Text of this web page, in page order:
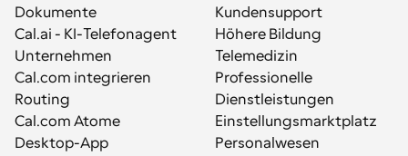
Dokumente
Cal.ai - KI-Telefonagent
Unternehmen
Cal.com integrieren
Routing
Cal.com Atome
Desktop-App
Kundensupport
Höhere Bildung
Telemedizin
Professionelle
Dienstleistungen
Einstellungsmarktplatz
Personalwesen